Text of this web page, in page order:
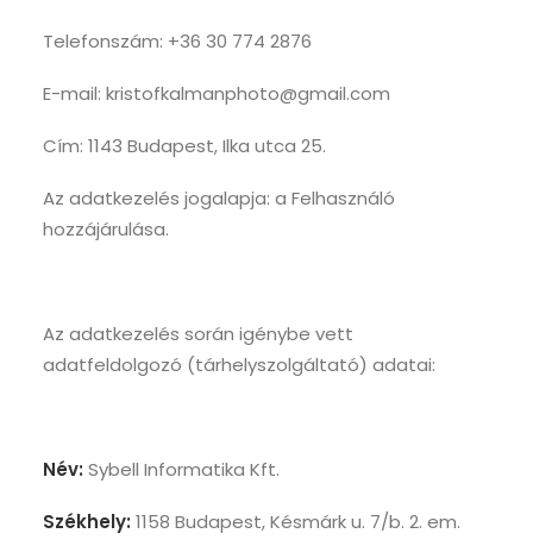
Telefonszám: +36 30 774 2876
E-mail: kristofkalmanphoto@gmail.com
Cím: 1143 Budapest, Ilka utca 25.
Az adatkezelés jogalapja: a Felhasználó
hozzájárulása.
Az adatkezelés során igénybe vett
adatfeldolgozó (tárhelyszolgáltató) adatai:
Név: Sybell Informatika Kft.
Székhely: 1158 Budapest, Késmárk u. 7/b. 2. em.